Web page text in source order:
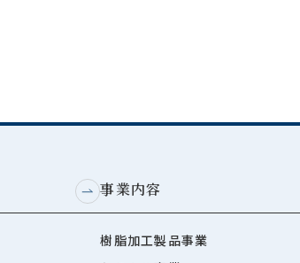
事業内容
樹脂加工製品事業